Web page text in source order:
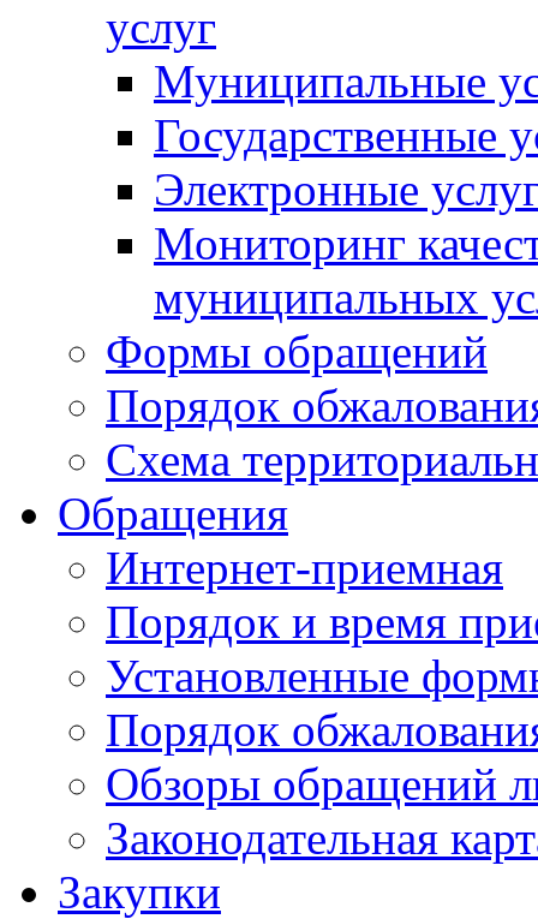
услуг
Муниципальные
Государственные
Электронные
Мониторинг
муниципальных
Формы обращений
Порядок
Схема
Обращения
Интернет-приемная
Порядок и время
Установленные
Порядок
Обзоры обращений
Законодательная
Закупки